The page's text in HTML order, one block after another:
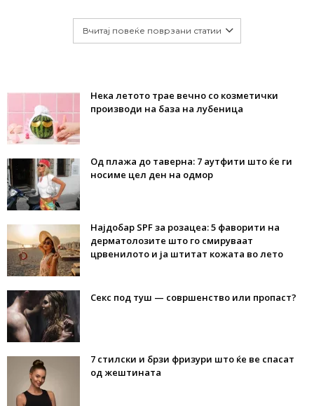
Вчитај повеќе поврзани статии
Нека летото трае вечно со козметички
производи на база на лубеница
Од плажа до таверна: 7 аутфити што ќе ги
носиме цел ден на одмор
Најдобар SPF за розацеа: 5 фаворити на
дерматолозите што го смируваат
црвенилото и ја штитат кожата во лето
Секс под туш — совршенство или пропаст?
7 стилски и брзи фризури што ќе ве спасат
од жештината